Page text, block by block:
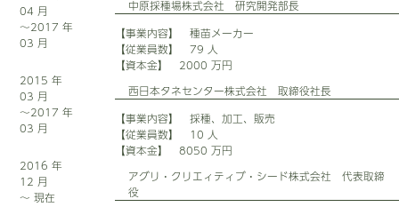
04 月
～2017 年
03 月
中原採種場株式会社 研究開発部長
【事業内容】 種苗メーカー
【従業員数】 79 人
【資本金】 2000 万円
2015 年
03 月
～2017 年
03 月
西日本タネセンター株式会社 取締役社長
【事業内容】 採種、加工、販売
【従業員数】 10 人
【資本金】 8050 万円
2016 年
12 月
～ 現在
アグリ・クリエィティブ・シード株式会社 代表取締
役